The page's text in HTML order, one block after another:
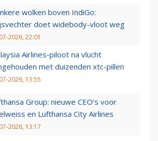
wolken boven IndiGo:
doet widebody-vloot weg
2026, 22:01
Airlines-piloot na vlucht
met duizenden xtc-pillen
2026, 13:55
Group: nieuwe CEO’s voor
en Lufthansa City Airlines
2026, 13:17